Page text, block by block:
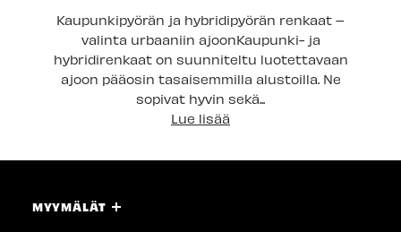
Kaupunkipyörän ja hybridipyörän renkaat –
valinta urbaaniin ajoonKaupunki- ja
hybridirenkaat on suunniteltu luotettavaan
ajoon pääosin tasaisemmilla alustoilla. Ne
sopivat hyvin sekä...
Lue lisää
MYYMÄLÄT